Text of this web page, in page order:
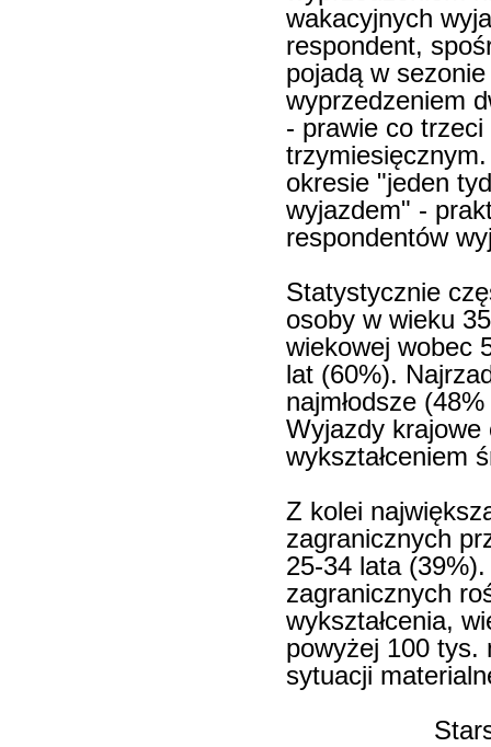
wakacyjnych
respondent,
pojadą w
wyprzedzeniem
- prawie co
okresie "jeden
wyjazdem" -
respondentów
Statystycznie
osoby w wieku
wiekowej wobec
lat (60%).
najmłodsze
Wyjazdy krajowe
wykształceniem
Z kolei
zagranicznych
25-34 lata
zagranicznych
wykształcenia,
powyżej 100 tys.
sytuacji